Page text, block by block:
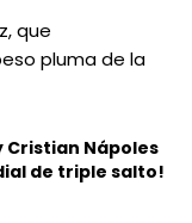
que
pluma de la
Cristian Nápoles
de triple salto!